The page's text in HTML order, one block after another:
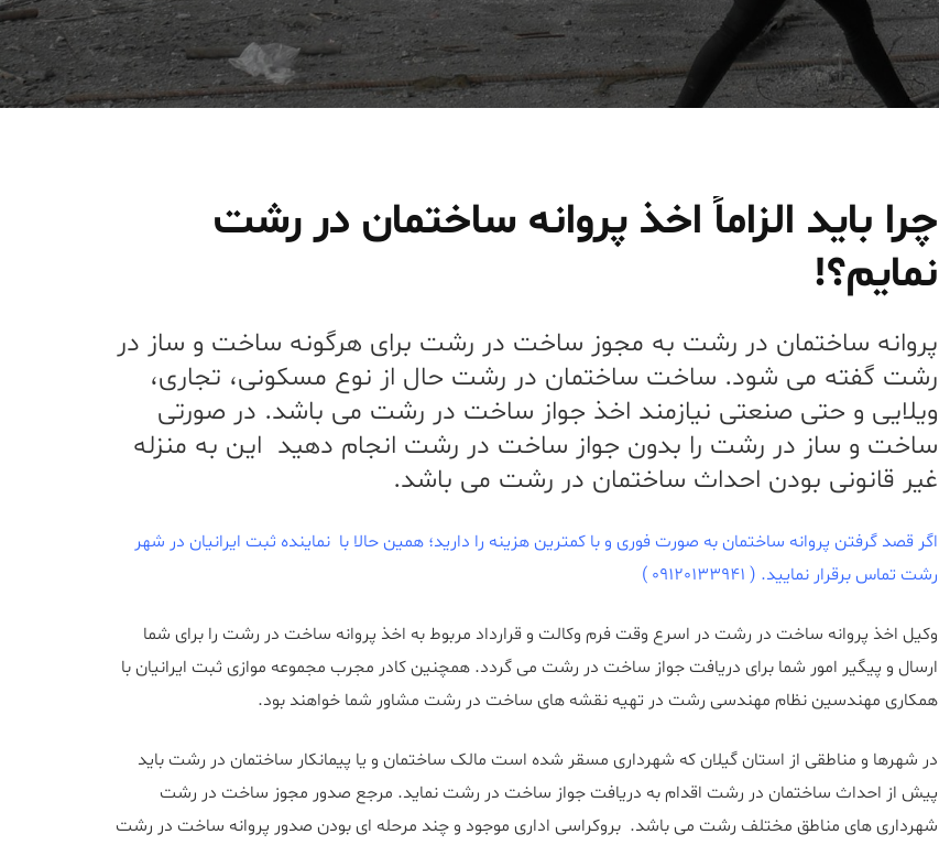
چرا باید الزاماً اخذ پروانه ساختمان در رشت
نمایم؟!
پروانه ساختمان در رشت به مجوز ساخت در رشت برای هرگونه ساخت و ساز در
رشت گفته می شود. ساخت ساختمان در رشت حال از نوع مسکونی، تجاری،
ویلایی و حتی صنعتی نیازمند اخذ جواز ساخت در رشت می باشد. در صورتی
ساخت و ساز در رشت را بدون جواز ساخت در رشت انجام دهید این به منزله
غیر قانونی بودن احداث ساختمان در رشت می باشد.
اگر قصد گرفتن پروانه ساختمان به صورت فوری و با کمترین هزینه را دارید؛ همین حالا با نماینده ثبت ایرانیان در شهر
رشت تماس برقرار نمایید. ( 09120133941 )
وکیل اخذ پروانه ساخت در رشت در اسرع وقت فرم وکالت و قرارداد مربوط به اخذ پروانه ساخت در رشت را برای شما
ارسال و پیگیر امور شما برای دریافت جواز ساخت در رشت می گردد. همچنین کادر مجرب مجموعه موازی ثبت ایرانیان با
همکاری مهندسین نظام مهندسی رشت در تهیه نقشه های ساخت در رشت مشاور شما خواهند بود.
در شهرها و مناطقی از استان گیلان که شهرداری مسقر شده است مالک ساختمان و یا پیمانکار ساختمان در رشت باید
پیش از احداث ساختمان در رشت اقدام به دریافت جواز ساخت در رشت نماید. مرجع صدور مجوز ساخت در رشت
شهرداری های مناطق مختلف رشت می باشد. بروکراسی اداری موجود و چند مرحله ای بودن صدور پروانه ساخت در رشت